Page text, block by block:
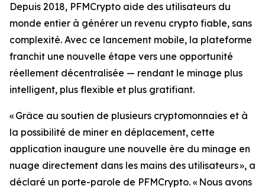
Depuis 2018, PFMCrypto aide des utilisateurs du
monde entier à générer un revenu crypto fiable, sans
complexité. Avec ce lancement mobile, la plateforme
franchit une nouvelle étape vers une opportunité
réellement décentralisée — rendant le minage plus
intelligent, plus flexible et plus gratifiant.
« Grâce au soutien de plusieurs cryptomonnaies et à
la possibilité de miner en déplacement, cette
application inaugure une nouvelle ère du minage en
nuage directement dans les mains des utilisateurs », a
déclaré un porte-parole de PFMCrypto. « Nous avons